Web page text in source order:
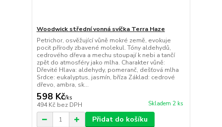
Woodwick střední vonná svíčka Terra Haze
Petrichor, osvěžující vůně mokré země, evokuje
pocit přírody zbavené molekul. Tóny aldehydů,
cedrového dřeva a mechu stoupají k nebi a tančí
zpět do atmosféry jako mlha. Charakter vůně:
Dřevité Hlava: aldehydy, pomeranč, dešťová mlha
Srdce: eukalyptus, jasmín, bříza Základ: cedrové
dřevo, ambra, sk...
598 Kč/ks
494 Kč bez DPH Skladem 2 ks
Přidat do košíku